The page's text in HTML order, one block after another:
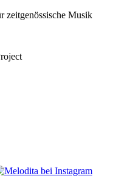
zeitgenössische Musik